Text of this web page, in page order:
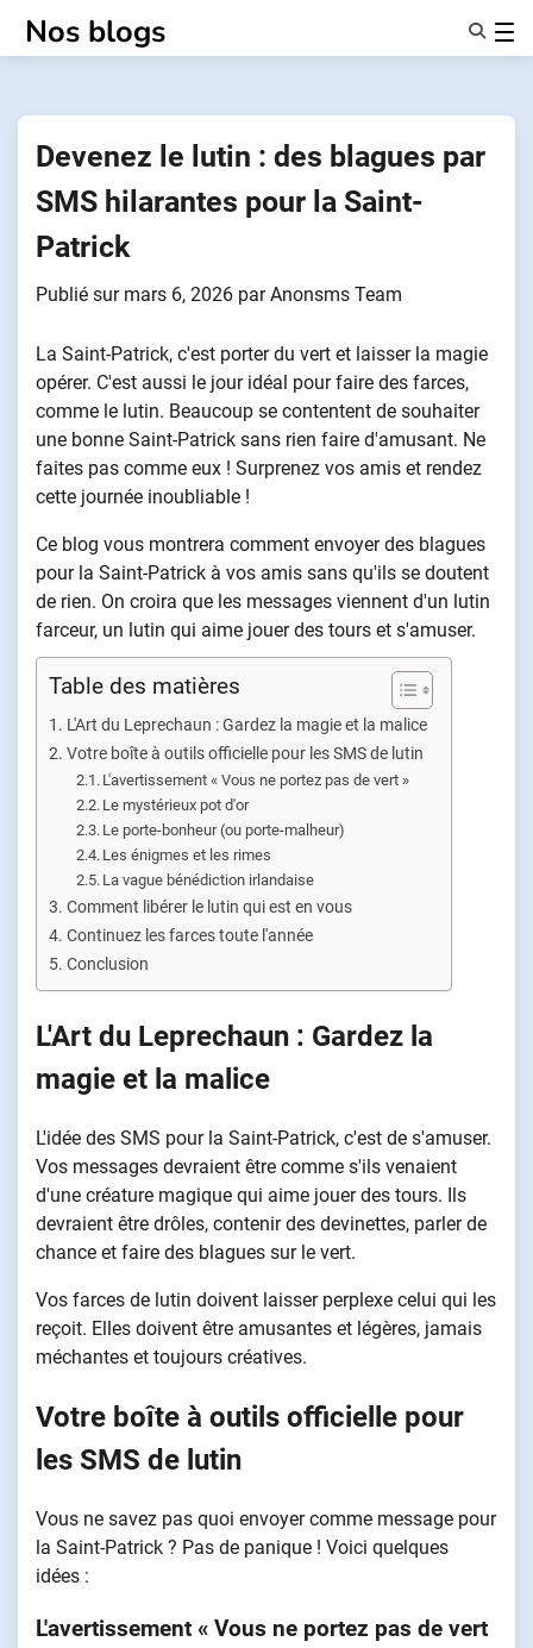
Nos blogs
À Propos De Nous
Devenez le lutin : des blagues par
SMS hilarantes pour la Saint-
Patrick
Publié sur mars 6, 2026 parAnonsms Team
La Saint-Patrick, c'est porter du vert et laisser la magie
opérer. C'est aussi le jour idéal pour faire des farces,
comme le lutin. Beaucoup se contentent de souhaiter
une bonne Saint-Patrick sans rien faire d'amusant. Ne
faites pas comme eux ! Surprenez vos amis et rendez
cette journée inoubliable !
Ce blog vous montrera comment envoyer des blagues
pour la Saint-Patrick à vos amis sans qu'ils se doutent
de rien. On croira que les messages viennent d'un lutin
farceur, un lutin qui aime jouer des tours et s'amuser.
Table des matières
L'Art du Leprechaun : Gardez la magie et la malice
Votre boîte à outils officielle pour les SMS de lutin
L'avertissement « Vous ne portez pas de vert »
Le mystérieux pot d'or
Le porte-bonheur (ou porte-malheur)
Les énigmes et les rimes
La vague bénédiction irlandaise
Comment libérer le lutin qui est en vous
Continuez les farces toute l'année
Conclusion
L'Art du Leprechaun : Gardez la
magie et la malice
L'idée des SMS pour la Saint-Patrick, c'est de s'amuser.
Vos messages devraient être comme s'ils venaient
d'une créature magique qui aime jouer des tours. Ils
devraient être drôles, contenir des devinettes, parler de
chance et faire des blagues sur le vert.
Vos farces de lutin doivent laisser perplexe celui qui les
reçoit. Elles doivent être amusantes et légères, jamais
méchantes et toujours créatives.
Votre boîte à outils officielle pour
les SMS de lutin
Vous ne savez pas quoi envoyer comme message pour
la Saint-Patrick ? Pas de panique ! Voici quelques
idées :
L'avertissement « Vous ne portez pas de vert